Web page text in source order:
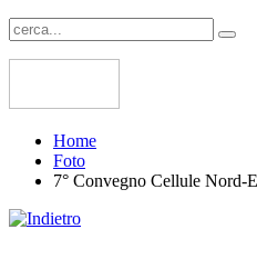
Home
Foto
7° Convegno Cellule Nord-